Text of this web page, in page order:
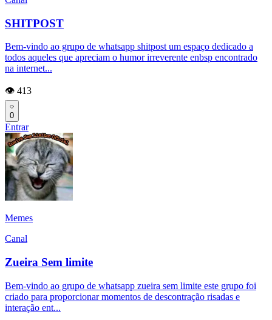
SHITPOST
Bem-vindo ao grupo de whatsapp shitpost um espaço dedicado a
todos aqueles que apreciam o humor irreverente enbsp encontrado
na internet...
👁️ 413
0
Entrar
Memes
Canal
Zueira Sem limite
Bem-vindo ao grupo de whatsapp zueira sem limite este grupo foi
criado para proporcionar momentos de descontração risadas e
interação ent...